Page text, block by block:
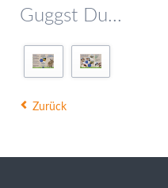
Guggst Du...
Zurück